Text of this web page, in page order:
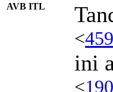
AVB ITL
<
ini
<190